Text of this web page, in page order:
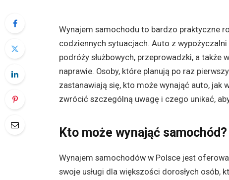
Wynajem samochodu to bardzo praktyczne
codziennych sytuacjach. Auto z
podróży służbowych, przeprowadzki, a także
naprawie. Osoby, które planują po raz
zastanawiają się, kto może wynająć auto, jak
zwrócić szczególną uwagę i czego unikać,
Kto może wynająć
Wynajem samochodów w Polsce jest
swoje usługi dla większości dorosłych osób,